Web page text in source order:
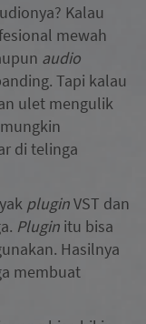
Kalau
mewah
audio
Tapi kalau
ulet mengulik
di telinga
pluginVST dan
Plugin itu bisa
Hasilnya
membuat